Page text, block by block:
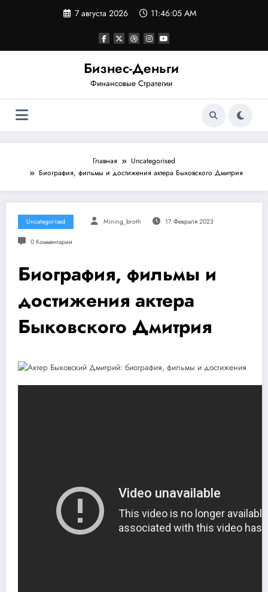
7 августа 2026 11:46:05 AM
Бизнес-Деньги
Финансовые Стратегии
Главная
Uncategorised
Биография, фильмы и достижения актера Быковского Дмитрия
Uncategorised Mining_broth 17 Февраля 2023
0 Комментарии
Биография, фильмы и
достижения актера
Быковского Дмитрия